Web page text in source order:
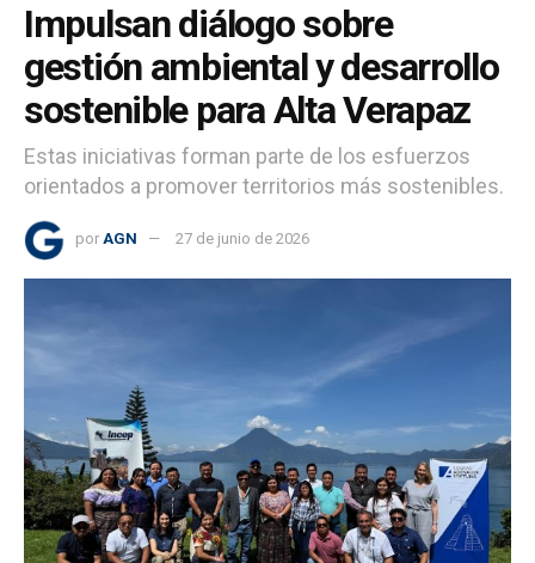
Impulsan diálogo sobre
gestión ambiental y desarrollo
sostenible para Alta Verapaz
Estas iniciativas forman parte de los esfuerzos
orientados a promover territorios más sostenibles.
por AGN 27 de junio de 2026